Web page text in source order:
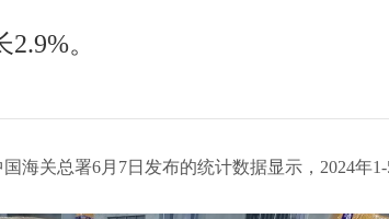
。
海关总署6月7日发布的统计数据显示，2024年